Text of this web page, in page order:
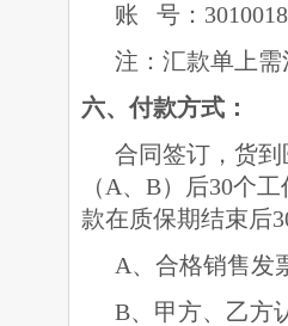
账
号：
注：汇款单上
六、付款方式：
合同签订，货
（ A、B）后30个
款在质保期结束后
A、合格销售发
B、甲方、乙方